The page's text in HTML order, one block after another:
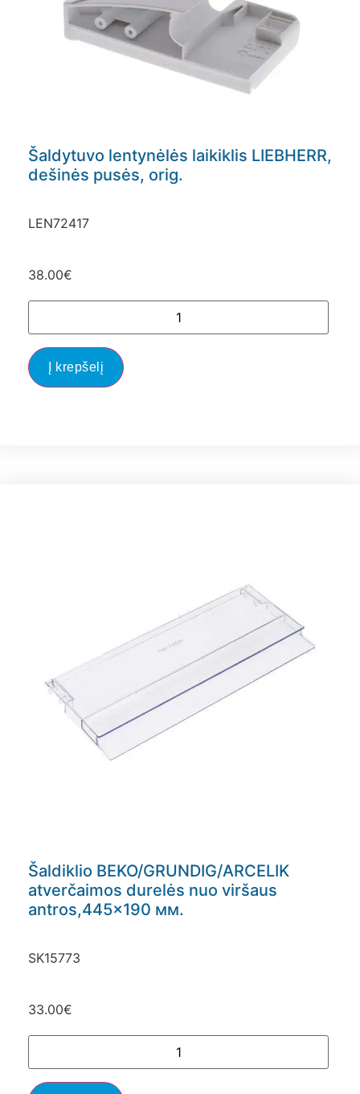
Šaldytuvo lentynėlės laikiklis LIEBHERR,
dešinės pusės, orig.
LEN72417
38.00€
Į krepšelį
Šaldiklio BEKO/GRUNDIG/ARCELIK
atverčaimos durelės nuo viršaus
antros,445×190 мм.
SK15773
33.00€